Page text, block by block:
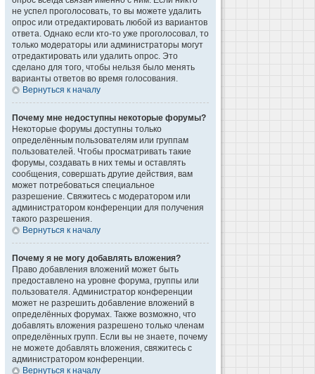
не успел проголосовать, то вы можете удалить
опрос или отредактировать любой из вариантов
ответа. Однако если кто-то уже проголосовал, то
только модераторы или администраторы могут
отредактировать или удалить опрос. Это
сделано для того, чтобы нельзя было менять
варианты ответов во время голосования.
Вернуться к началу
Почему мне недоступны некоторые форумы?
Некоторые форумы доступны только
определённым пользователям или группам
пользователей. Чтобы просматривать такие
форумы, создавать в них темы и оставлять
сообщения, совершать другие действия, вам
может потребоваться специальное
разрешение. Свяжитесь с модератором или
администратором конференции для получения
такого разрешения.
Вернуться к началу
Почему я не могу добавлять вложения?
Право добавления вложений может быть
предоставлено на уровне форума, группы или
пользователя. Администратор конференции
может не разрешить добавление вложений в
определённых форумах. Также возможно, что
добавлять вложения разрешено только членам
определённых групп. Если вы не знаете, почему
не можете добавлять вложения, свяжитесь с
администратором конференции.
Вернуться к началу